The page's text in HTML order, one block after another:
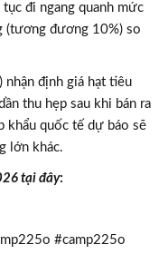
đi ngang quanh mức
(tương đương 10%) so
nhận định giá hạt tiêu
thu hẹp sau khi bán ra
khẩu quốc tế dự báo sẽ
lớn khác.
tại đây:
#camp225o